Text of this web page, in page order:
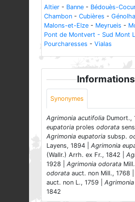
Altier - Banne - Bédouès-
Chambon - Cubières -
Malons-et-Elze - Meyrueis -
Pont de Montvert - Sud Mont
Pourcharesses - Vialas
Synonymes
Agrimonia acutifolia Dumort.,
eupatoria proles odorata
Agrimonia eupatoria subsp.
Layens, 1894 | Agrimonia
(Wallr.) Arrh. ex Fr., 1842 |
1928 | Agrimonia odorata
odorata auct. non Mill., 1768 |
auct. non L., 1759 |
1842